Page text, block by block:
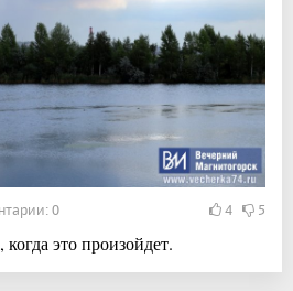
0 4 5
это произойдет.